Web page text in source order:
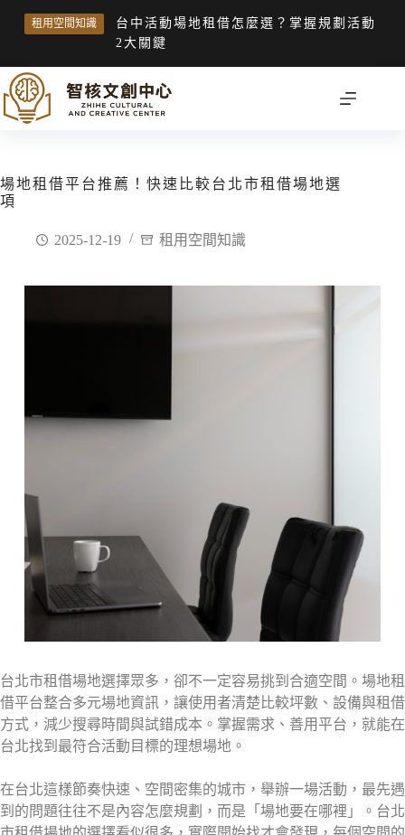
租用空間知識
台中活動場地租借怎麼選？掌握規劃活動
2大關鍵
場地租借平台推薦！快速比較台北市租借場地選
項
2025-12-19 租用空間知識
台北市租借場地選擇眾多，卻不一定容易挑到合適空間。場地租
借平台整合多元場地資訊，讓使用者清楚比較坪數、設備與租借
方式，減少搜尋時間與試錯成本。掌握需求、善用平台，就能在
台北找到最符合活動目標的理想場地。
在台北這樣節奏快速、空間密集的城市，舉辦一場活動，最先遇
到的問題往往不是內容怎麼規劃，而是「場地要在哪裡」。台北